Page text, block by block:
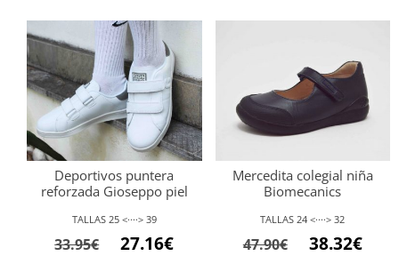
Deportivos puntera
reforzada Gioseppo piel
TALLAS 25 <····> 39
33.95€
El27.16€El
Mercedita colegial niña
Biomecanics
TALLAS 24 <····> 32
47.90€
El38.32€El